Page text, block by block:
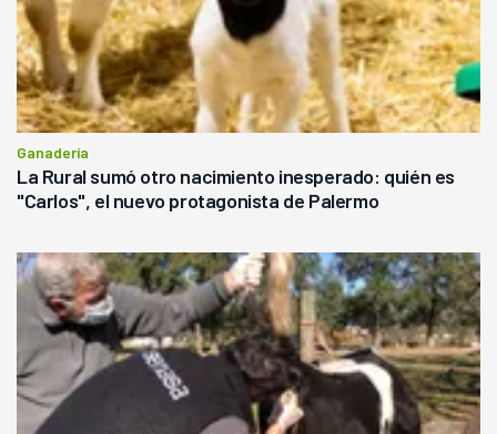
Ganadería
La Rural sumó otro nacimiento inesperado: quién es
"Carlos", el nuevo protagonista de Palermo